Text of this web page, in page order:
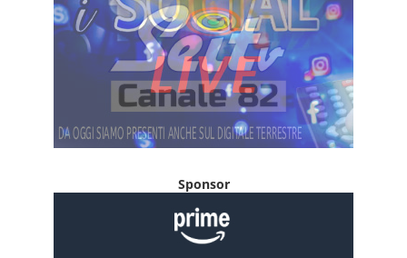
Sponsor